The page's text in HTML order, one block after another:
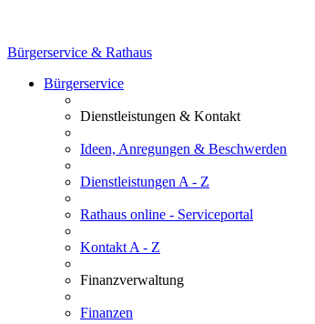
Bürgerservice & Rathaus
Bürgerservice
Dienstleistungen & Kontakt
Ideen, Anregungen & Beschwerden
Dienstleistungen A - Z
Rathaus online - Serviceportal
Kontakt A - Z
Finanzverwaltung
Finanzen